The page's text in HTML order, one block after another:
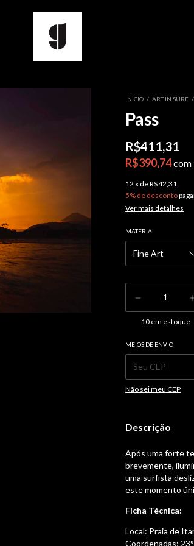
INÍCIO / ART IN SURF /
Pass
R$411,31
R$390,74com
12 x deR$42,31
5% de desconto
Ver mais detalhes
MATERIAL
10em estoque
Entregas para o CEP:
MEIOS DE ENVIO
Não sei meu CEP
Descrição
Após uma forte
brevemente,
uma surfista
este momento
Ficha Técnica:
Local: Praia de
Coordenadas: